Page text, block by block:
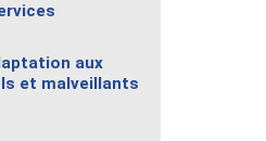
aux
et malveillants